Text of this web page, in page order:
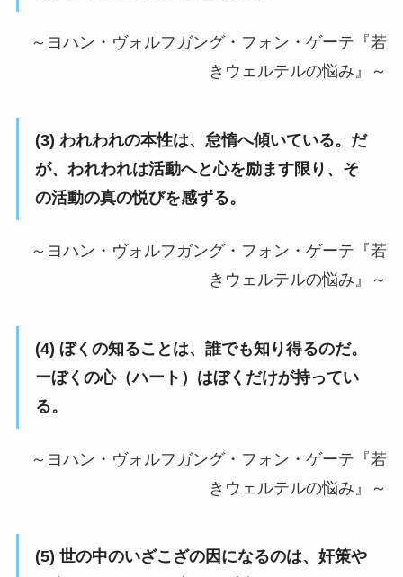
～ヨハン・ヴォルフガング・フォン・ゲーテ『若
きウェルテルの悩み』～
(3) われわれの本性は、怠惰へ傾いている。だ
が、われわれは活動へと心を励ます限り、そ
の活動の真の悦びを感ずる。
～ヨハン・ヴォルフガング・フォン・ゲーテ『若
きウェルテルの悩み』～
(4) ぼくの知ることは、誰でも知り得るのだ。
ーぼくの心（ハート）はぼくだけが持ってい
る。
～ヨハン・ヴォルフガング・フォン・ゲーテ『若
きウェルテルの悩み』～
(5) 世の中のいざこざの因になるのは、奸策や